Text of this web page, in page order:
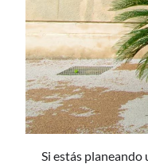
Si estás planeando